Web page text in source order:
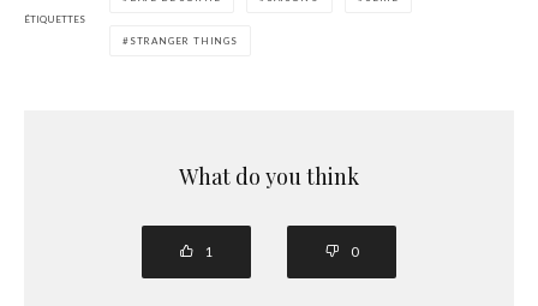
ÉTIQUETTES
STRANGER THINGS
What do you think
1 0